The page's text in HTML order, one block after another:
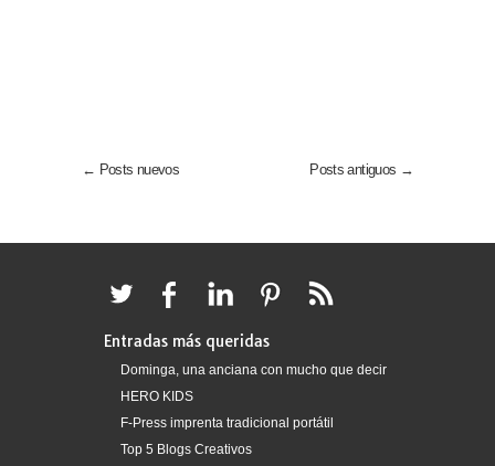
← Posts nuevos Posts antiguos →
Entradas más queridas
Dominga, una anciana con mucho que decir
HERO KIDS
F-Press imprenta tradicional portátil
Top 5 Blogs Creativos